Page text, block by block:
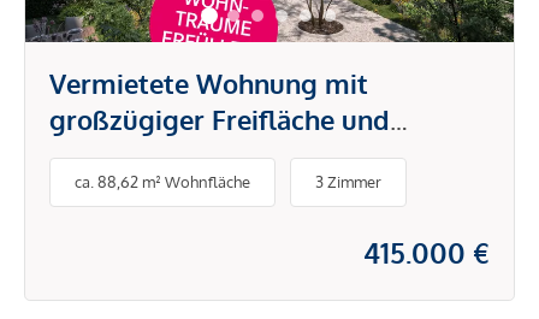
Vermietete Wohnung mit
großzügiger Freifläche und
intelligentem Grundriss!
ca. 88,62 m² Wohnfläche 3 Zimmer
415.000 €